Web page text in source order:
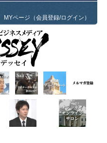
MYページ（会員登録/ログイン）